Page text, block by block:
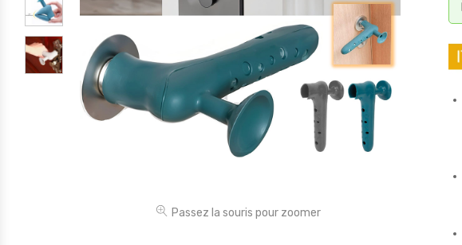
Electroménager
Électronique
Jouets
Maison
Passez la souris pour zoomer